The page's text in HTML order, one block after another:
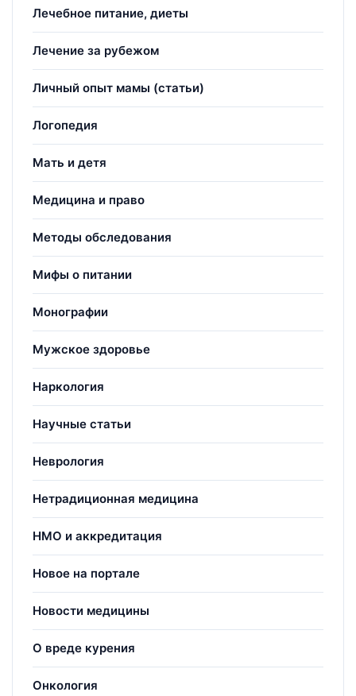
Лечебное питание, диеты
Лечение за рубежом
Личный опыт мамы (статьи)
Логопедия
Мать и детя
Медицина и право
Методы обследования
Мифы о питании
Монографии
Мужское здоровье
Наркология
Научные статьи
Неврология
Нетрадиционная медицина
НМО и аккредитация
Новое на портале
Новости медицины
О вреде курения
Онкология